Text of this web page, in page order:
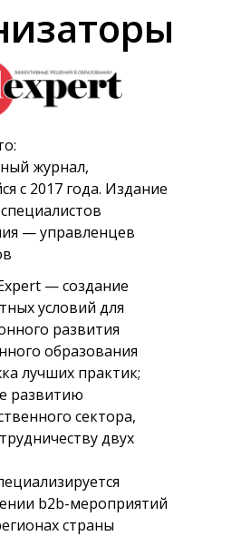
журнал,
с 2017 года. Издание
— управленцев
— создание
условий для
развития
образования
лучших практик;
развитию
сектора,
двух
b2b-мероприятий
страны